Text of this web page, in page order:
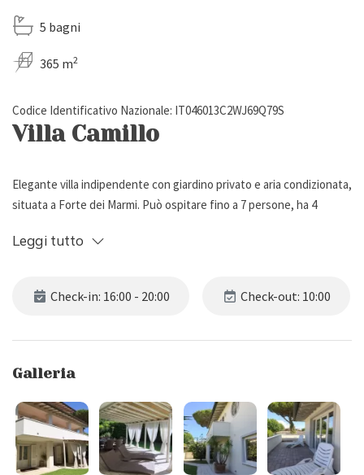
5 bagni
365 m2
Codice Identificativo Nazionale: IT046013C2WJ69Q79S
Villa Camillo
Elegante villa indipendente con giardino privato e aria condizionata,
situata a Forte dei Marmi. Può ospitare fino a 7 persone, ha 4
Marmi, situata in un elegante contesto residenziale a soli 500 metri
rappresenta la soluzione ideale per chi desidera trascorrere una
vacanza all'insegna del comfort, della privacy e della vicinanza alla
spiaggia.
La proprietà è circondata da un curato giardino privato
completamente recintato, caratterizzato da un ampio prato
Leggi tutto
Check-in: 16:00 - 20:00 Check-out: 10:00
Galleria